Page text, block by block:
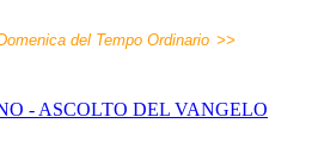
del Tempo Ordinario >>
- ASCOLTO DEL VANGELO